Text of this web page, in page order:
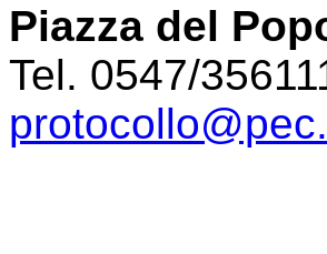
Piazza del
Tel. 0547/